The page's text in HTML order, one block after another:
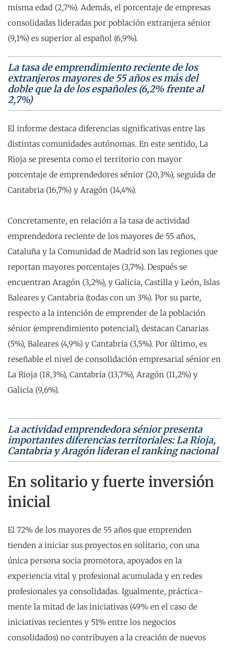
misma edad (2,7%). Además, el porcentaje de empresas
consolidadas lideradas por población extranjera sénior
(9,1%) es superior al español (6,9%).
La tasa de emprendimiento reciente de los
extranjeros mayores de 55 años es más del
doble que la de los españoles (6,2% frente al
2,7%)
El informe destaca diferencias significativas entre las
distintas comunidades autónomas. En este sentido, La
Rioja se presenta como el territorio con mayor
porcentaje de emprendedores sénior (20,3%), seguida de
Cantabria (16,7%) y Aragón (14,4%).
Concretamente, en relación a la tasa de actividad
emprendedora reciente de los mayores de 55 años,
Cataluña y la Comunidad de Madrid son las regiones que
re­portan mayores porcentajes (3,7%). Después se
encuentran Aragón (3,2%), y Galicia, Castilla y León, Islas
Baleares y Cantabria (todas con un 3%). Por su parte,
respecto a la intención de emprender de la población
sénior (emprendimiento potencial), destacan Canarias
(5%), Baleares (4,9%) y Cantabria (3,5%). Por último, es
reseñable el nivel de consolidación empresarial sénior en
La Rioja (18,3%), Cantabria (13,7%), Aragón (11,2%) y
Galicia (9,6%).
La actividad emprendedora sénior presenta
importantes diferencias territoriales: La Rioja,
Cantabria y Aragón lideran el ranking nacional
En solitario y fuerte inversión
inicial
El 72% de los mayores de 55 años que emprenden
tienden a iniciar sus proyectos en solitario, con una
única persona socia promotora, apoyados en la
experiencia vital y profesional acumulada y en redes
profesionales ya consolidadas. Igualmente, práctica­
mente la mitad de las iniciativas (49% en el caso de
iniciativas recientes y 51% entre los negocios
consolidados) no contribuyen a la creación de nuevos